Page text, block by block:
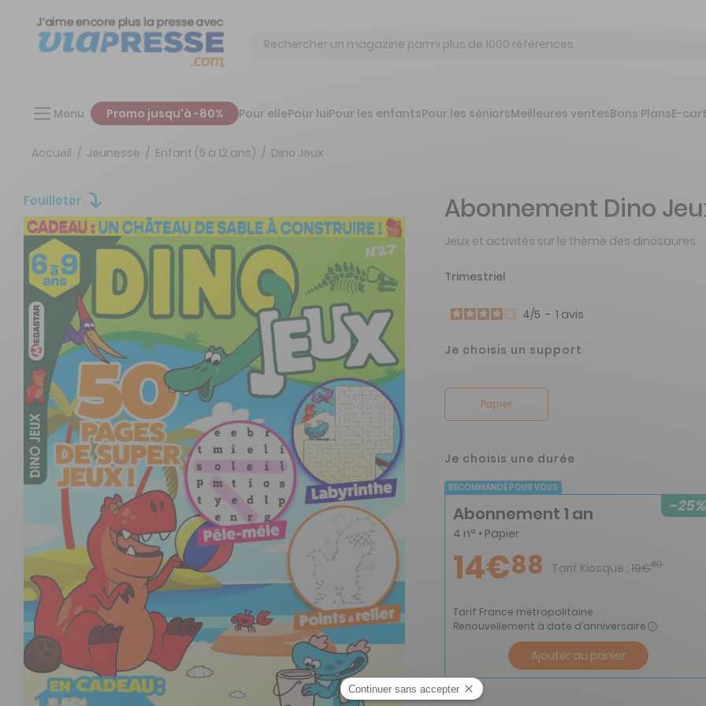
Chercher
Menu Promo jusqu'à -80% Pour ellePour luiPour les enfantsPour les séniorsMeilleures ventesBons PlansE-
Accueil Jeunesse Enfant (5 à 12 ans) Dino Jeux
Feuilleter Abonnement Dino
Jeux et activités sur le thème des dinosaures.
Trimestriel
4/5 - 1 avis
Je choisis un support
Papier
Je choisis une durée
RECOMMANDÉ POUR VOUS
-25%
Abonnement 1 an
4 n° • Papier
14€88 Tarif Kiosque : 19€80
Tarif France métropolitaine
Renouvellement à date d’anniversaire
Ajouter au panier